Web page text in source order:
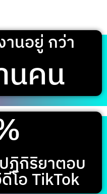
านอยู่ กว่า
นคน
ฏิกิริยาตอบ
โอ TikTok